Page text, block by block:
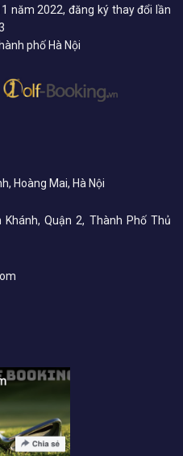
năm 2022, đăng ký thay đổi lần
phố Hà Nội
Hoàng Mai, Hà Nội
Quận 2, Thành Phố Thủ